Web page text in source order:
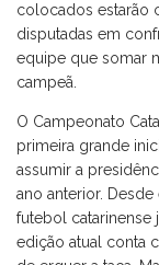
colocados estarão
disputadas em
equipe que somar
campeã.
O Campeonato
primeira grande
assumir a
ano anterior.
futebol catarinense
edição atual conta